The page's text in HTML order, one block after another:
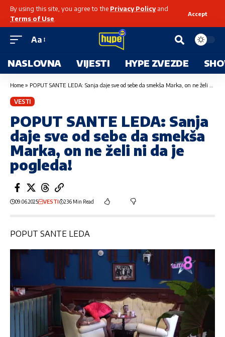
By using this site, you agree to the Privacy Policyand
Terms of Use
Accept
Aa
NASLOVNA VIJESTI HYPE ZVEZDE
Home » POPUT SANTE LEDA: Sanja daje sve od sebe da smekša Marka, on ne želi ni da je pogleda!
VESTI
POPUT SANTE LEDA: Sanja
daje sve od sebe da smekša
Marka, on ne želi ni da je
pogleda!
09.06.2025 VESTI 236 Min Read
POPUT SANTE LEDA